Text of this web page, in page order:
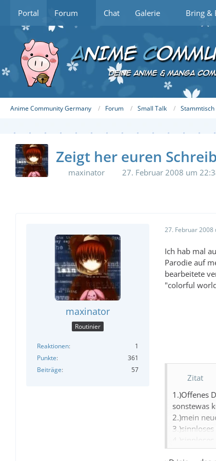
Portal Forum Chat Galerie Bring &
Anime Community Germany Forum Small Talk Stammtisch
Zeigt her euren
maxinator 27. Februar 2008 um
maxinator
Routinier
Reaktionen
1
Punkte
361
Beiträge
57
27. Februar 2008
Ich hab mal
Parodie auf
bearbeitete
"colorful
Zitat
1.)Offenes
sonstewas
2.)mein
5.)nochn